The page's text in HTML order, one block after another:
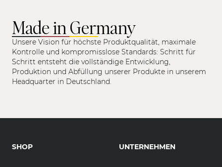
Made in Germany
Unsere Vision für höchste Produktqualität, maximale
Kontrolle und kompromisslose Standards: Schritt für
Schritt entsteht die vollständige Entwicklung,
Produktion und Abfüllung unserer Produkte in unserem
Headquarter in Deutschland.
SHOP UNTERNEHMEN